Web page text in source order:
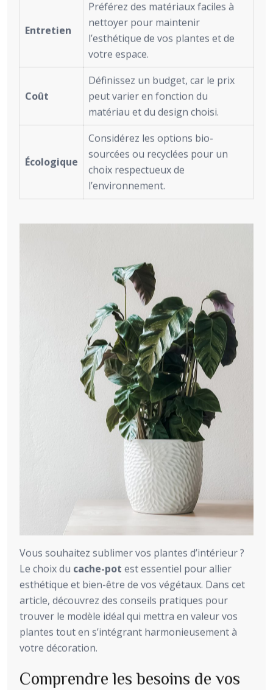
Entretien
Préférez des matériaux faciles à
nettoyer pour maintenir
l’esthétique de vos plantes et de
votre espace.
Coût
Définissez un budget, car le prix
peut varier en fonction du
matériau et du design choisi.
Écologique
Considérez les options bio-
sourcées ou recyclées pour un
choix respectueux de
l’environnement.
Vous souhaitez sublimer vos plantes d’intérieur ?
Le choix du cache-pot est essentiel pour allier
esthétique et bien-être de vos végétaux. Dans cet
article, découvrez des conseils pratiques pour
trouver le modèle idéal qui mettra en valeur vos
plantes tout en s’intégrant harmonieusement à
votre décoration.
Comprendre les besoins de vos